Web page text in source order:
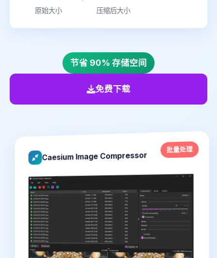
原始大小 压缩后大小
节省 90% 存储空间
免费下载
批量处理
Caesium Image Compressor